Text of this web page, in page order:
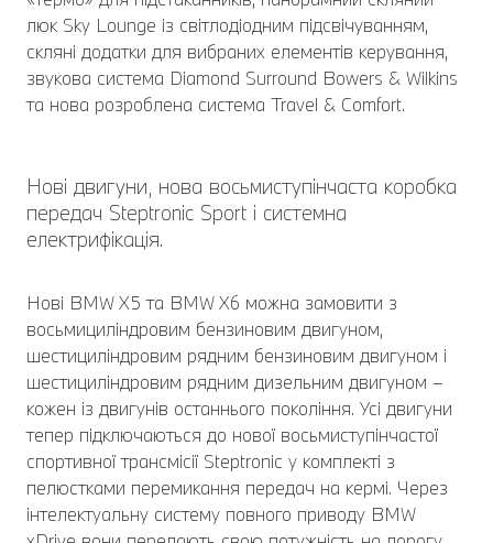
люк Sky Lounge із світлодіодним підсвічуванням,
скляні додатки для вибраних елементів керування,
звукова система Diamond Surround Bowers & Wilkins
та нова розроблена система Travel & Comfort.
Нові двигуни, нова восьмиступінчаста коробка
передач Steptronic Sport і системна
електрифікація.
Нові BMW X5 та BMW X6 можна замовити з
восьмициліндровим бензиновим двигуном,
шестициліндровим рядним бензиновим двигуном і
шестициліндровим рядним дизельним двигуном –
кожен із двигунів останнього покоління. Усі двигуни
тепер підключаються до нової восьмиступінчастої
спортивної трансмісії Steptronic у комплекті з
пелюстками перемикання передач на кермі. Через
інтелектуальну систему повного приводу BMW